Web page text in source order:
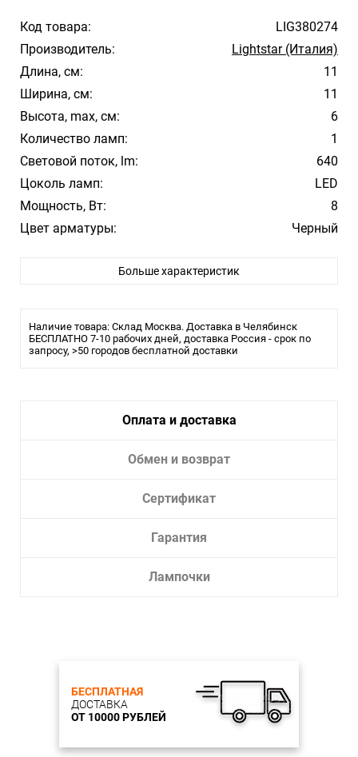
Код товара:
LIG380274
Производитель:
Lightstar (Италия)
Длина, см:
11
Ширина, см:
11
Высота, max, см:
6
Количество ламп:
1
Световой поток, lm:
640
Цоколь ламп:
LED
Мощность, Вт:
8
Цвет арматуры:
Черный
Материал плафона/абажура:
Помещение:
Загородный дом, Улица
Больше характеристик
Наличие товара: Склад Москва. Доставка в Челябинск
БЕСПЛАТНО 7-10 рабочих дней, доставка Россия - срок по
запросу, >50 городов бесплатной доставки
Оплата и доставка
Обмен и возврат
Сертификат
Гарантия
Лампочки
БЕСПЛАТНАЯ
ДОСТАВКА
ОТ 10000 РУБЛЕЙ